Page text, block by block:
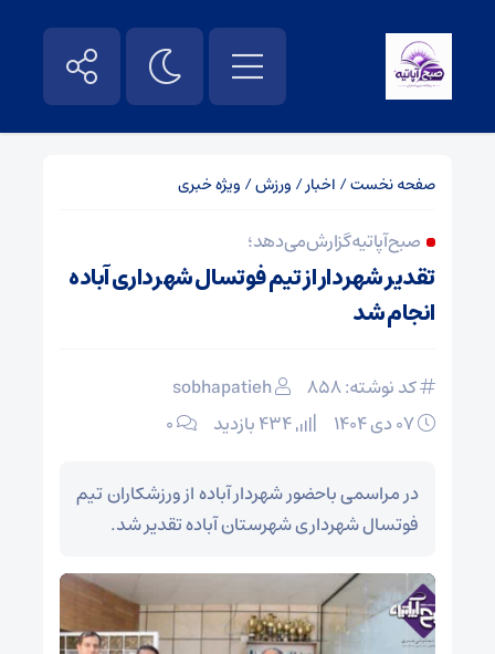
صفحه نخست/ اخبار/ ورزش/ ویژه خبری
صبح آپاتیه گزارش می‌دهد ؛
تقدیر شهردار از تیم فوتسال شهرداری آباده
انجام شد
کد نوشته: 858
sobhapatieh
۰
در مراسمی باحضور شهردار آباده از ورزشکاران تیم
فوتسال شهرداری شهرستان آباده تقدیر شد.